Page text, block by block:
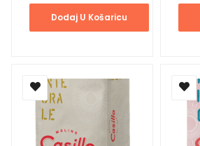
Dodaj U Košaricu